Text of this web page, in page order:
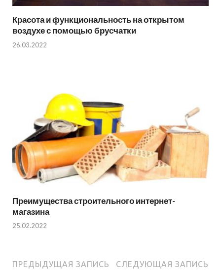
Красота и функциональность на открытом
воздухе с помощью брусчатки
26.03.2022
Преимущества строительного интернет-
магазина
25.02.2022
ПРЕДЫДУЩАЯ ЗАПИСЬ СЛЕДУЮЩАЯ ЗАПИСЬ